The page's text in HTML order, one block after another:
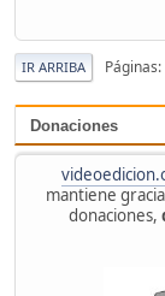
Donaciones
mantiene
donaciones,
IR ARRIBA Páginas